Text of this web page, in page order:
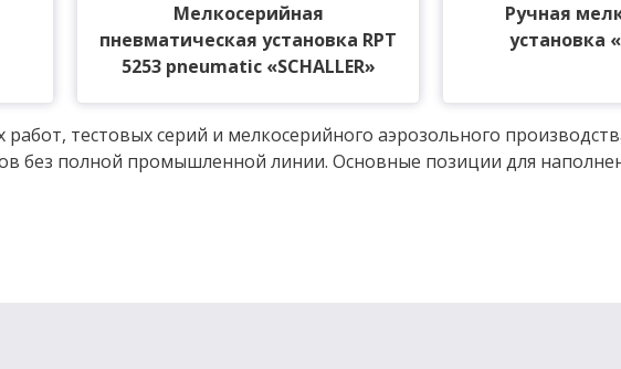
Мелкосерийная
пневматическая установка RPT
5253 pneumatic «SCHALLER»
Ручная
установка
тестовых серий и мелкосерийного аэрозольного
без полной промышленной линии. Основные позиции для